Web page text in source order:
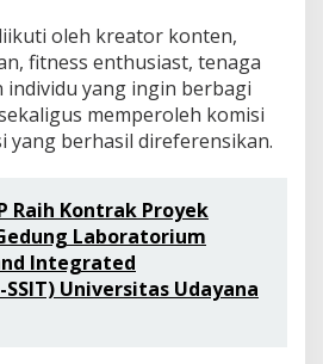
oleh kreator konten,
fitness enthusiast, tenaga
individu yang ingin berbagi
memperoleh komisi
yang berhasil direferensikan.
Raih Kontrak Proyek
Laboratorium
Integrated
Universitas Udayana